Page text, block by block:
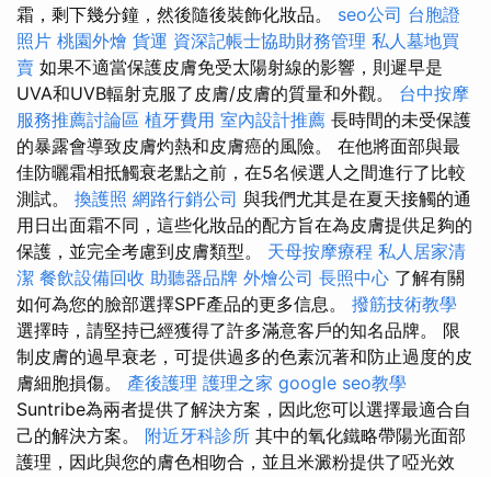
霜，剩下幾分鐘，然後隨後裝飾化妝品。 seo公司 台胞證
照片 桃園外燴 貨運 資深記帳士協助財務管理 私人墓地買
賣 如果不適當保護皮膚免受太陽射線的影響，則遲早是
UVA和UVB輻射克服了皮膚/皮膚的質量和外觀。 台中按摩
服務推薦討論區 植牙費用 室內設計推薦 長時間的未受保護
的暴露會導致皮膚灼熱和皮膚癌的風險。 在他將面部與最
佳防曬霜相抵觸衰老點之前，在5名候選人之間進行了比較
測試。 換護照 網路行銷公司 與我們尤其是在夏天接觸的通
用日出面霜不同，這些化妝品的配方旨在為皮膚提供足夠的
保護，並完全考慮到皮膚類型。 天母按摩療程 私人居家清
潔 餐飲設備回收 助聽器品牌 外燴公司 長照中心 了解有關
如何為您的臉部選擇SPF產品的更多信息。 撥筋技術教學
選擇時，請堅持已經獲得了許多滿意客戶的知名品牌。 限
制皮膚的過早衰老，可提供過多的色素沉著和防止過度的皮
膚細胞損傷。 產後護理 護理之家 google seo教學
Suntribe為兩者提供了解決方案，因此您可以選擇最適合自
己的解決方案。 附近牙科診所 其中的氧化鐵略帶陽光面部
護理，因此與您的膚色相吻合，並且米澱粉提供了啞光效